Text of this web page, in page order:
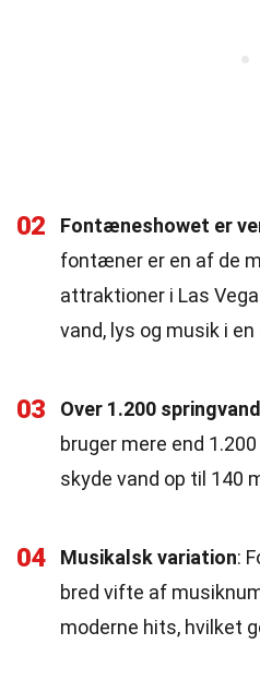
02 Fontæneshowet er
fontæner er en af de
attraktioner i Las
vand, lys og musik i
03 Over 1.200 springvand
bruger mere end
skyde vand op til 140
04 Musikalsk variation:
bred vifte af
moderne hits, hvilket